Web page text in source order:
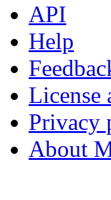
API
Help
License
Privacy
About